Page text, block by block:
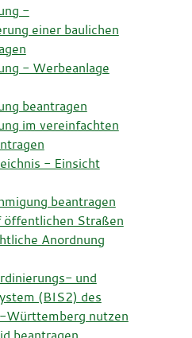
-
einer baulichen
- Werbeanlage
beantragen
im vereinfachten
- Einsicht
beantragen
öffentlichen Straßen
Anordnung
und
(BIS2) des
Württemberg nutzen
beantragen